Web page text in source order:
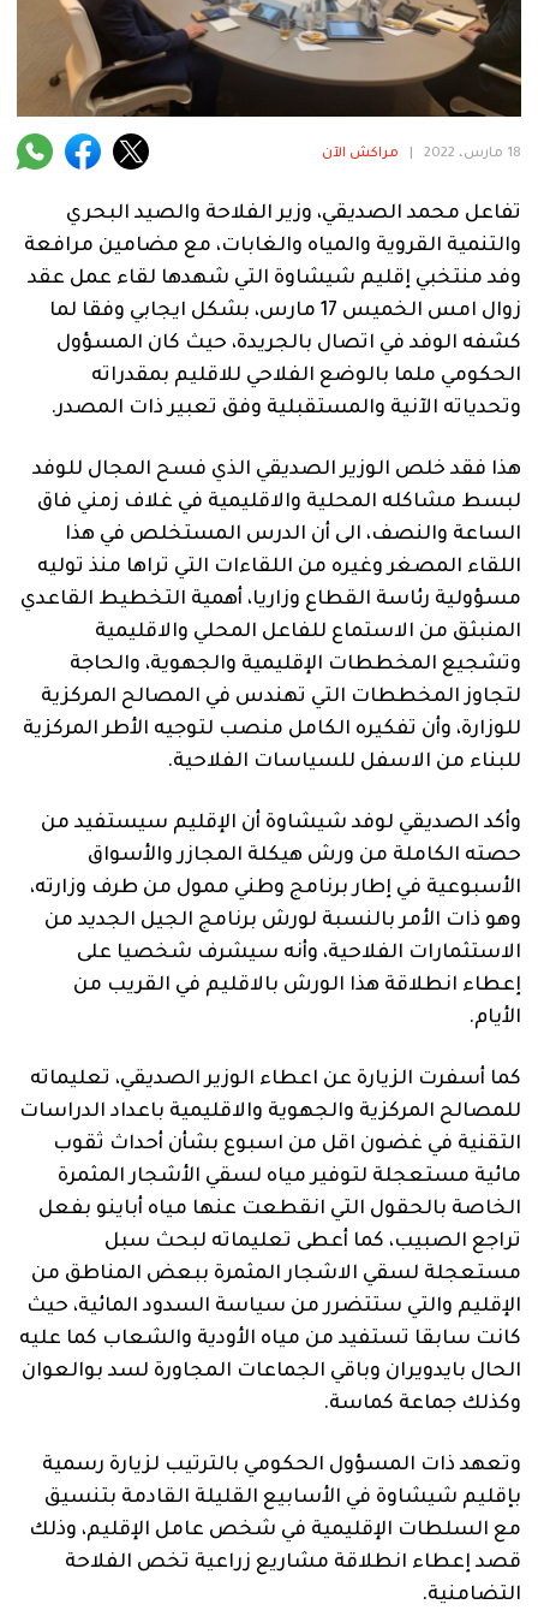
فنية
منوعة
آراء
18 مارس، 2022 مراكش الآن
تفاعل محمد الصديقي، وزير الفلاحة والصيد البحري
والتنمية القروية والمياه والغابات، مع مضامين مرافعة
وفد منتخبي إقليم شيشاوة التي شهدها لقاء عمل عقد
زوال امس الخميس 17 مارس، بشكل ايجابي وفقا لما
كشفه الوفد في اتصال بالجريدة، حيث كان المسؤول
الحكومي ملما بالوضع الفلاحي للاقليم بمقدراته
وتحدياته الآنية والمستقبلية وفق تعبير ذات المصدر.
هذا فقد خلص الوزير الصديقي الذي فسح المجال للوفد
لبسط مشاكله المحلية والاقليمية في غلاف زمني فاق
الساعة والنصف، الى أن الدرس المستخلص في هذا
اللقاء المصغر وغيره من اللقاءات التي تراها منذ توليه
مسؤولية رئاسة القطاع وزاريا، أهمية التخطيط القاعدي
المنبثق من الاستماع للفاعل المحلي والاقليمية
وتشجيع المخططات الإقليمية والجهوية، والحاجة
لتجاوز المخططات التي تهندس في المصالح المركزية
للوزارة، وأن تفكيره الكامل منصب لتوجيه الأطر المركزية
للبناء من الاسفل للسياسات الفلاحية.
وأكد الصديقي لوفد شيشاوة أن الإقليم سيستفيد من
حصته الكاملة من ورش هيكلة المجازر والأسواق
الأسبوعية في إطار برنامج وطني ممول من طرف وزارته،
وهو ذات الأمر بالنسبة لورش برنامج الجيل الجديد من
الاستثمارات الفلاحية، وأنه سيشرف شخصيا على
إعطاء انطلاقة هذا الورش بالاقليم في القريب من
الأيام.
كما أسفرت الزيارة عن اعطاء الوزير الصديقي، تعليماته
للمصالح المركزية والجهوية والاقليمية باعداد الدراسات
التقنية في غضون اقل من اسبوع بشأن أحداث ثقوب
مائية مستعجلة لتوفير مياه لسقي الأشجار المثمرة
الخاصة بالحقول التي انقطعت عنها مياه أباينو بفعل
تراجع الصبيب، كما أعطى تعليماته لبحث سبل
مستعجلة لسقي الاشجار المثمرة ببعض المناطق من
الإقليم والتي ستتضرر من سياسة السدود المائية، حيث
كانت سابقا تستفيد من مياه الأودية والشعاب كما عليه
الحال بايدويران وباقي الجماعات المجاورة لسد بوالعوان
وكذلك جماعة كماسة.
وتعهد ذات المسؤول الحكومي بالترتيب لزيارة رسمية
بإقليم شيشاوة في الأسابيع القليلة القادمة بتنسيق
مع السلطات الإقليمية في شخص عامل الإقليم، وذلك
قصد إعطاء انطلاقة مشاريع زراعية تخص الفلاحة
التضامنية.